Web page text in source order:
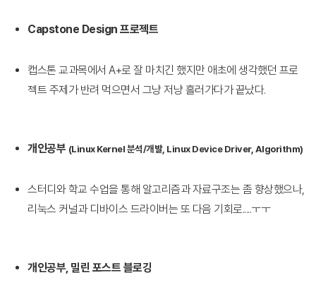
Capstone Design 프로젝트
캡스톤 교과목에서 A+로 잘 마치긴 했지만 애초에 생각했던 프로
젝트 주제가 반려 먹으면서 그냥 저냥 흘러가다가 끝났다.
개인공부 (Linux Kernel 분석/개발, Linux Device Driver, Algorithm)
스터디와 학교 수업을 통해 알고리즘과 자료구조는 좀 향상했으나,
리눅스 커널과 디바이스 드라이버는 또 다음 기회로.....ㅜㅜ
개인공부, 밀린 포스트 블로깅